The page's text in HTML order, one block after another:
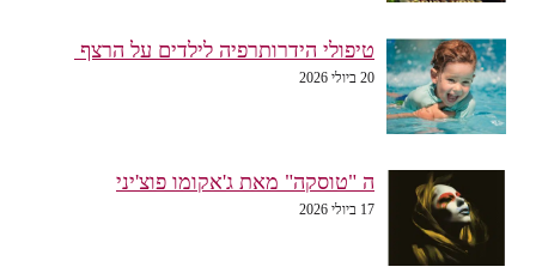
טיפולי הידרותרפיה לילדים על הרצף
20 ביולי 2026
ה "טוסקה" מאת ג'אקומו פוצ'יני
17 ביולי 2026